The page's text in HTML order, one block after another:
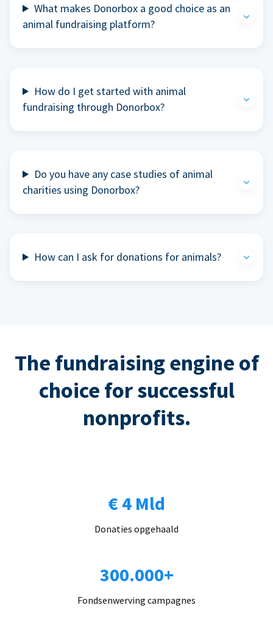
What makes Donorbox a good choice as an
animal fundraising platform?
How do I get started with animal
fundraising through Donorbox?
Do you have any case studies of animal
charities using Donorbox?
How can I ask for donations for animals?
The fundraising engine of
choice for successful
nonprofits.
€ 4 Mld
Donaties opgehaald
300.000+
Fondsenwerving campagnes